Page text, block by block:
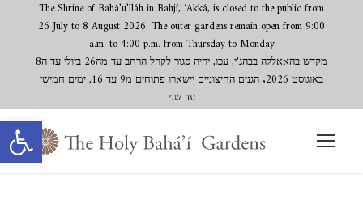
Open toolbar
The Shrine of Bahá’u’lláh in Bahjí, ‘Akká, is closed to the public from
26 July to 8 August 2026. The outer gardens remain open from 9:00
a.m. to 4:00 p.m. from Thursday to Monday
מקדש בהאאללה בבהג'י, עכו, יהיה סגור לקהל הרחב עד מה26 ביולי עד ה8
באוגוסט 2026. הגנים החיצוניים יישארו פתוחים מ9 עד 16, ימים חמישי
עד שני